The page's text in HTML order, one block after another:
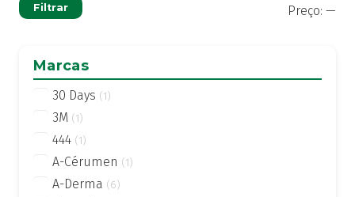
Filtrar Preço: —
Marcas
30 Days (1)
3M (1)
444 (1)
A-Cérumen (1)
A-Derma (6)